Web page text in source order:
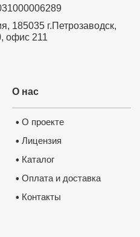
✅
185035 г.Петрозаводск,
офис 211
О нас
• О проекте
• Лицензия
• Каталог
• Оплата и доставка
• Контакты